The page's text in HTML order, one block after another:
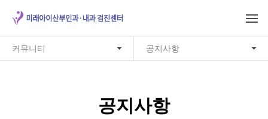
커뮤니티 공지사항
공지사항